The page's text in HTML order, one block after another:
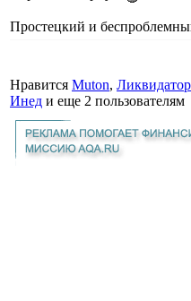
Простецкий и
Нравится Muton, Ликвидатор
Инед и еще 2 пользователям